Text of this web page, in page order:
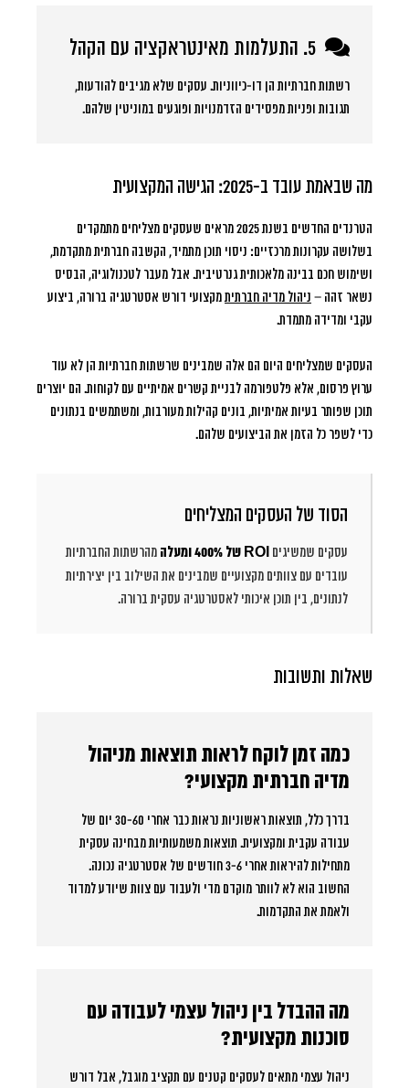
5. התעלמות מאינטראקציה עם הקהל
רשתות חברתיות הן דו-כיווניות. עסקים שלא מגיבים להודעות,
תגובות ופניות מפסידים הזדמנויות ופוגעים במוניטין שלהם.
מה שבאמת עובד ב-2025: הגישה המקצועית
הטרנדים החדשים בשנת 2025 מראים שעסקים מצליחים מתמקדים
בשלושה עקרונות מרכזיים: ניסוי תוכן מתמיד, הקשבה חברתית מתקדמת,
ושימוש חכם בבינה מלאכותית גנרטיבית. אבל מעבר לטכנולוגיה, הבסיס
נשאר זהה – ניהול מדיה חברתיתמקצועי דורש אסטרטגיה ברורה, ביצוע
עקבי ומדידה מתמדת.
העסקים שמצליחים היום הם אלה שמבינים שרשתות חברתיות הן לא עוד
ערוץ פרסום, אלא פלטפורמה לבניית קשרים אמיתיים עם לקוחות. הם יוצרים
תוכן שפותר בעיות אמיתיות, בונים קהילות מעורבות, ומשתמשים בנתונים
כדי לשפר כל הזמן את הביצועים שלהם.
הסוד של העסקים המצליחים
עסקים שמשיגים ROI של 400% ומעלה
מהרשתות החברתיות
עובדים עם צוותים מקצועיים שמבינים את השילוב בין יצירתיות
לנתונים, בין תוכן איכותי לאסטרטגיה עסקית ברורה.
שאלות ותשובות
כמה זמן לוקח לראות תוצאות מניהול
מדיה חברתית מקצועי?
בדרך כלל, תוצאות ראשוניות נראות כבר אחרי 30-60 יום של
עבודה עקבית ומקצועית. תוצאות משמעותיות מבחינה עסקית
מתחילות להיראות אחרי 3-6 חודשים של אסטרטגיה נכונה.
החשוב הוא לא לוותר מוקדם מדי ולעבוד עם צוות שיודע למדוד
ולאמת את התקדמות.
מה ההבדל בין ניהול עצמי לעבודה עם
סוכנות מקצועית?
ניהול עצמי מתאים לעסקים קטנים עם תקציב מוגבל, אבל דורש